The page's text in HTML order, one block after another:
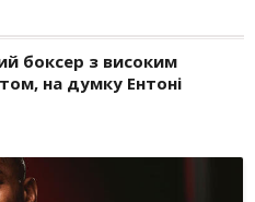
боксер з високим
на думку Ентоні